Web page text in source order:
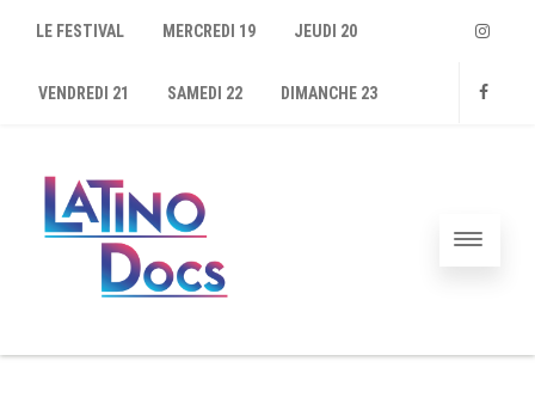
LE FESTIVAL MERCREDI 19 JEUDI 20
VENDREDI 21 SAMEDI 22 DIMANCHE 23 Instagram